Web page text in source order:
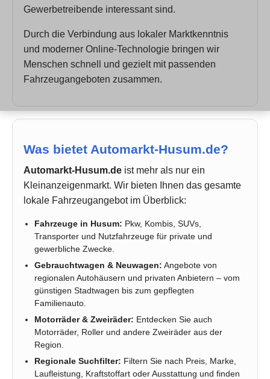
Gewerbetreibende interessant sind.
Durch die Verbindung aus lokaler Marktkenntnis
und moderner Online-Technologie bringen wir
Menschen schnell und gezielt mit passenden
Fahrzeugangeboten zusammen.
Was bietet Automarkt-Husum.de?
Automarkt-Husum.de ist mehr als nur ein
Kleinanzeigenmarkt. Wir bieten Ihnen das gesamte
lokale Fahrzeugangebot im Überblick:
Fahrzeuge in Husum: Pkw, Kombis, SUVs,
Transporter und Nutzfahrzeuge für private und
gewerbliche Zwecke.
Gebrauchtwagen & Neuwagen: Angebote von
regionalen Autohäusern und privaten Anbietern – vom
günstigen Stadtwagen bis zum gepflegten
Familienauto.
Motorräder & Zweiräder: Entdecken Sie auch
Motorräder, Roller und andere Zweiräder aus der
Region.
Regionale Suchfilter: Filtern Sie nach Preis, Marke,
Laufleistung, Kraftstoffart oder Ausstattung und finden